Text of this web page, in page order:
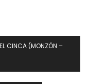
CINCA (MONZÓN –